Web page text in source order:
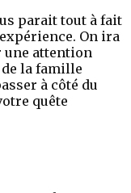
parait tout à fait
On ira
une attention
la famille
à côté du
quête